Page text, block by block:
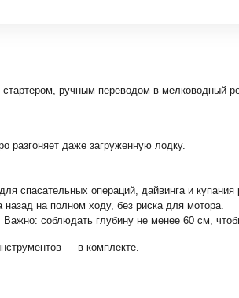
ручным переводом в мелководный
разгоняет даже загруженную лодку.
спасательных операций, дайвинга и
на полном ходу, без риска для мотора.
соблюдать глубину не менее 60 см,
— в комплекте.